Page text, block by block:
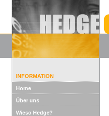
INFORMATION
Home
Über uns
Wieso Hedge?